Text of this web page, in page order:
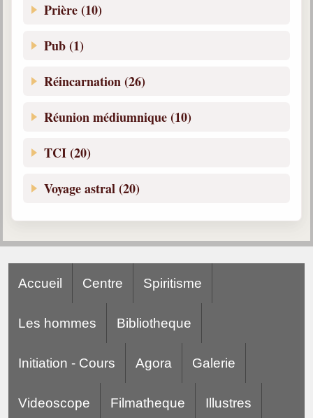
Prière (10)
Pub (1)
Réincarnation (26)
Réunion médiumnique (10)
TCI (20)
Voyage astral (20)
Accueil Centre Spiritisme
Les hommes Bibliotheque
Initiation - Cours Agora Galerie
Videoscope Filmatheque Illustres